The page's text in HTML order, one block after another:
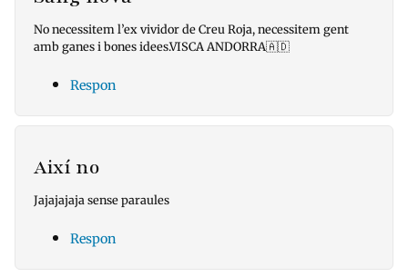
No necessitem l’ex vividor de Creu Roja, necessitem gent
amb ganes i bones idees.VISCA ANDORRA🇦🇩
Respon
Així no
Jajajajaja sense paraules
Respon